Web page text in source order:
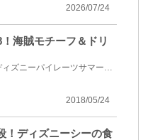
2026/07/24
海賊モチーフ＆ドリ
ディズニーシーで2018年7月8日（日）～9月2日（日）まで販売されるディズニーパイレーツサマーのスペシ...
2018/05/24
！ディズニーシーの食